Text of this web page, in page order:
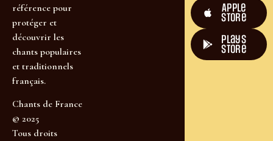
référence pour
protéger et
découvrir les
chants populaires
et traditionnels
français.
Chants de France
© 2025
Tous droits
Apple
Store
plays
store